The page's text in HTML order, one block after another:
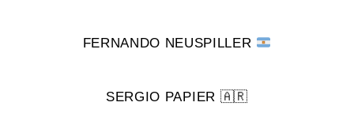
FERNANDO NEUSPILLER
SERGIO PAPIER 🇦🇷